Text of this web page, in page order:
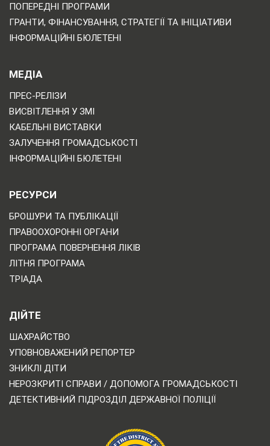
ПОПЕРЕДНІ ПРОГРАМИ
ГРАНТИ, ФІНАНСУВАННЯ, СТРАТЕГІЇ ТА ІНІЦІАТИВИ
ІНФОРМАЦІЙНІ БЮЛЕТЕНІ
МЕДІА
ПРЕС-РЕЛІЗИ
ВИСВІТЛЕННЯ У ЗМІ
КАБЕЛЬНІ ВИСТАВКИ
ЗАЛУЧЕННЯ ГРОМАДСЬКОСТІ
ІНФОРМАЦІЙНІ БЮЛЕТЕНІ
РЕСУРСИ
БРОШУРИ ТА ПУБЛІКАЦІЇ
ПРАВООХОРОННІ ОРГАНИ
ПРОГРАМА ПОВЕРНЕННЯ ЛІКІВ
ЛІТНЯ ПРОГРАМА
ТРІАДА
ДІЙТЕ
ШАХРАЙСТВО
УПОВНОВАЖЕНИЙ РЕПОРТЕР
ЗНИКЛІ ДІТИ
НЕРОЗКРИТІ СПРАВИ / ДОПОМОГА ГРОМАДСЬКОСТІ
ДЕТЕКТИВНИЙ ПІДРОЗДІЛ ДЕРЖАВНОЇ ПОЛІЦІЇ